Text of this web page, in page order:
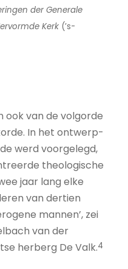
der Generale
Kerk (’s-
ook van de volgorde
In het ontwerp-
werd voorgelegd,
theologische
jaar lang elke
van dertien
mannen’, zei
van der
herberg De Valk.4